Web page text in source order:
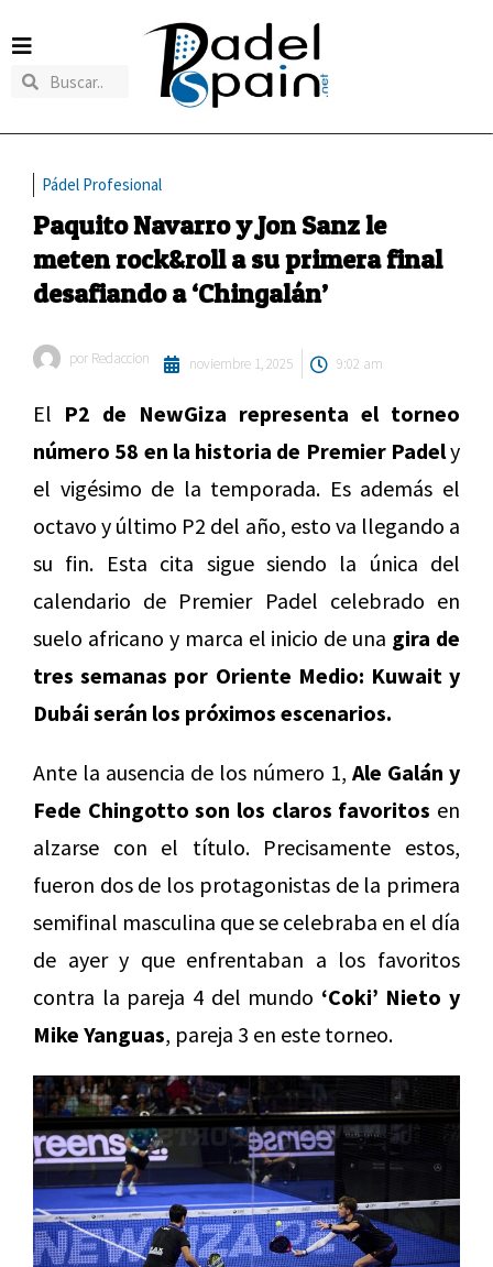
Pádel Profesional
Paquito Navarro y Jon Sanz le
meten rock&roll a su primera final
desafiando a ‘Chingalán’
por Redaccion noviembre 1, 2025 9:02 am
El P2 de NewGiza representa el torneo
número 58 en la historia de Premier Padely
el vigésimo de la temporada. Es además el
octavo y último P2 del año, esto va llegando a
su fin. Esta cita sigue siendo la única del
calendario de Premier Padel celebrado en
suelo africano y marca el inicio de una gira de
tres semanas por Oriente Medio: Kuwait y
Dubái serán los próximos escenarios.
Ante la ausencia de los número 1, Ale Galán y
Fede Chingotto son los claros favoritos en
alzarse con el título. Precisamente estos,
fueron dos de los protagonistas de la primera
semifinal masculina que se celebraba en el día
de ayer y que enfrentaban a los favoritos
contra la pareja 4 del mundo ‘Coki’ Nieto y
Mike Yanguas, pareja 3 en este torneo.